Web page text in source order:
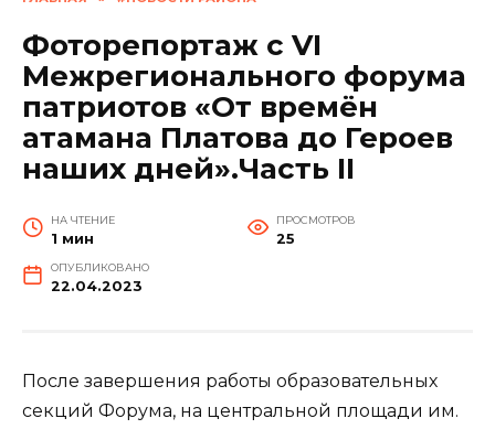
Фоторепортаж с VI
Межрегионального форума
патриотов «От времён
атамана Платова до Героев
наших дней».Часть II
НА ЧТЕНИЕ
1 мин
ПРОСМОТРОВ
25
ОПУБЛИКОВАНО
22.04.2023
После завершения работы образовательных
секций Форума, на центральной площади им.